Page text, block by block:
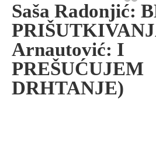
Saša Radonjić:
Arnautović: I
PREŠUĆUJEM
DRHTANJE)